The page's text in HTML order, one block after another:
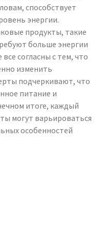
способствует
энергии.
продукты, такие
больше энергии
согласны с тем, что
изменить
подчеркивают, что
питание и
итоге, каждый
могут варьироваться
особенностей